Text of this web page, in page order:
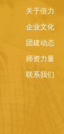
关于倍力
企业文化
团建动态
师资力量
联系我们